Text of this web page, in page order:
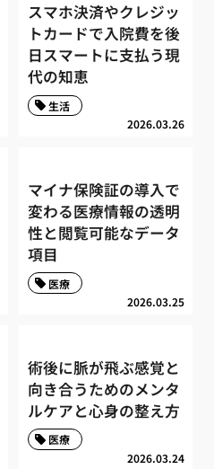
スマホ決済やクレジッ
トカードで入院費を後
日スマートに支払う現
代の知恵
2026.03.26
生活
マイナ保険証の導入で
変わる医療情報の透明
性と閲覧可能なデータ
項目
2026.03.25
医療
術後に脈が飛ぶ感覚と
向き合うためのメンタ
ルケアと心身の整え方
2026.03.24
医療